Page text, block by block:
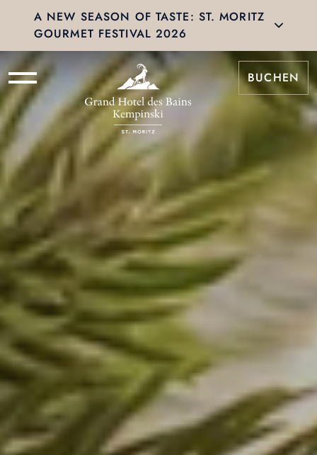
A NEW SEASON OF TASTE: ST. MORITZ
GOURMET FESTIVAL 2026
BUCHEN